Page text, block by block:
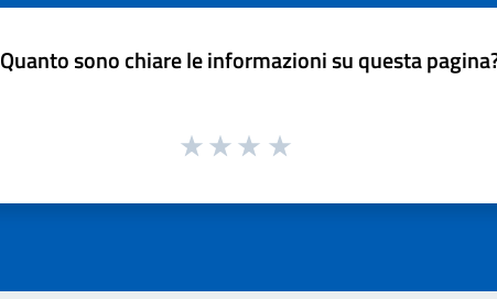
Quanto sono chiare le informazioni su questa